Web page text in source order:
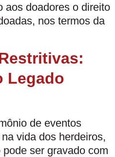
aos doadores o direito
nos termos da
Legado
de eventos
vida dos herdeiros,
ser gravado com